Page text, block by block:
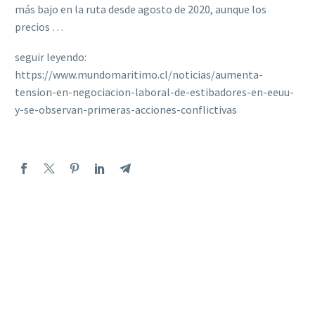
más bajo en la ruta desde agosto de 2020, aunque los
precios …
seguir leyendo:
https://www.mundomaritimo.cl/noticias/aumenta-
tension-en-negociacion-laboral-de-estibadores-en-eeuu-
y-se-observan-primeras-acciones-conflictivas